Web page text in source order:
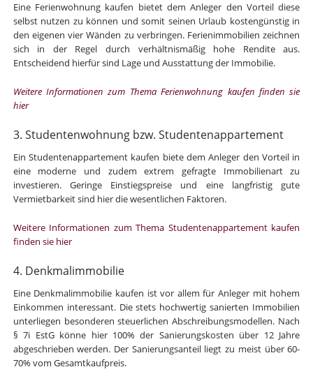
Eine Ferienwohnung kaufen bietet dem Anleger den Vorteil diese
selbst nutzen zu können und somit seinen Urlaub kostengünstig in
den eigenen vier Wänden zu verbringen. Ferienimmobilien zeichnen
sich in der Regel durch verhältnismäßig hohe Rendite aus.
Entscheidend hierfür sind Lage und Ausstattung der Immobilie.
Weitere Informationen zum Thema Ferienwohnung kaufen finden sie
hier
3. Studentenwohnung bzw. Studentenappartement
Ein Studentenappartement kaufen biete dem Anleger den Vorteil in
eine moderne und zudem extrem gefragte Immobilienart zu
investieren. Geringe Einstiegspreise und eine langfristig gute
Vermietbarkeit sind hier die wesentlichen Faktoren.
Weitere Informationen zum Thema Studentenappartement kaufen
finden sie hier
4. Denkmalimmobilie
Eine Denkmalimmobilie kaufen ist vor allem für Anleger mit hohem
Einkommen interessant. Die stets hochwertig sanierten Immobilien
unterliegen besonderen steuerlichen Abschreibungsmodellen. Nach
§ 7i EstG könne hier 100% der Sanierungskosten über 12 Jahre
abgeschrieben werden. Der Sanierungsanteil liegt zu meist über 60-
70% vom Gesamtkaufpreis.